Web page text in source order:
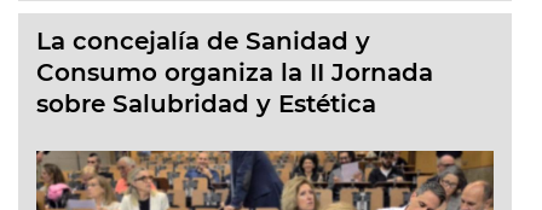
La concejalía de Sanidad y
Consumo organiza la II Jornada
sobre Salubridad y Estética